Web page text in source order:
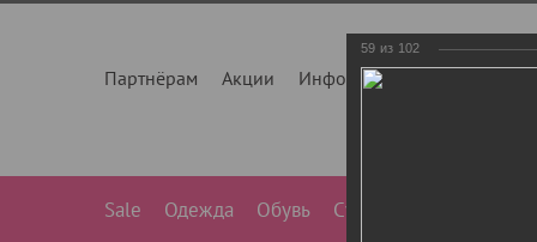
Партнёрам Акции Инфо О нас
Sale Одежда Обувь Сумки
59 из 102